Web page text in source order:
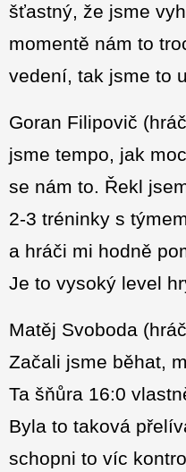
šťastný, že jsme
momentě nám to
vedení, tak jsme to
Goran Filipovič
jsme tempo, jak
se nám to. Řekl
2-3 tréninky s
a hráči mi hodně
Je to vysoký level
Matěj Svoboda
Začali jsme běhat,
Ta šňůra 16:0
Byla to taková
schopni to víc